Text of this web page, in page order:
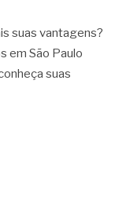
suas vantagens?
em São Paulo
suas